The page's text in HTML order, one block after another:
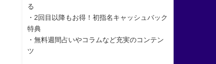
る
・2回目以降もお得！初指名キャッシュバック
特典
・無料週間占いやコラムなど充実のコンテン
ツ